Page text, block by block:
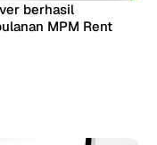
berhasil
MPM Rent